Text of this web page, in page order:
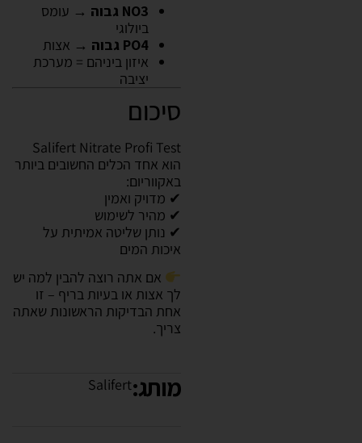
NO3 גבוה
→ עומס
ביולוגי
PO4 גבוה
→ אצות
איזון ביניהם = מערכת
יציבה
סיכום
Salifert Nitrate Profi Test
הוא אחד הכלים החשובים ביותר
באקווריום:
✔ מדויק ואמין
✔ מהיר לשימוש
✔ נותן שליטה אמיתית על
איכות המים
אם אתה רוצה להבין למה יש
לך אצות או בעיות בריף – זו
אחת הבדיקות הראשונות שאתה
צריך.
מותג:Salifert